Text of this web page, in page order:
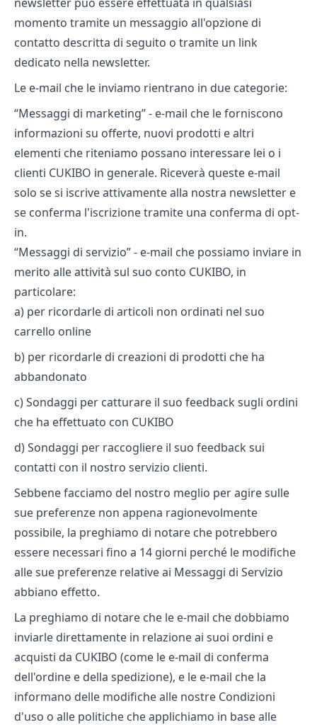
momento tramite un messaggio all'opzione di
contatto descritta di seguito o tramite un link
dedicato nella newsletter.
Le e-mail che le inviamo rientrano in due categorie:
“Messaggi di marketing” - e-mail che le forniscono
informazioni su offerte, nuovi prodotti e altri
elementi che riteniamo possano interessare lei o i
clienti CUKIBO in generale. Riceverà queste e-mail
solo se si iscrive attivamente alla nostra newsletter e
se conferma l'iscrizione tramite una conferma di opt-
in.
“Messaggi di servizio” - e-mail che possiamo inviare in
merito alle attività sul suo conto CUKIBO, in
particolare:
a) per ricordarle di articoli non ordinati nel suo
carrello online
b) per ricordarle di creazioni di prodotti che ha
abbandonato
c) Sondaggi per catturare il suo feedback sugli ordini
che ha effettuato con CUKIBO
d) Sondaggi per raccogliere il suo feedback sui
contatti con il nostro servizio clienti.
Sebbene facciamo del nostro meglio per agire sulle
sue preferenze non appena ragionevolmente
possibile, la preghiamo di notare che potrebbero
essere necessari fino a 14 giorni perché le modifiche
alle sue preferenze relative ai Messaggi di Servizio
abbiano effetto.
La preghiamo di notare che le e-mail che dobbiamo
inviarle direttamente in relazione ai suoi ordini e
acquisti da CUKIBO (come le e-mail di conferma
dell'ordine e della spedizione), e le e-mail che la
informano delle modifiche alle nostre Condizioni
d'uso o alle politiche che applichiamo in base alle